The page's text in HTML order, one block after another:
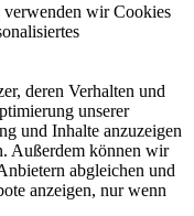
wir Cookies
deren Verhalten und
unserer
und Inhalte anzuzeigen
Außerdem können wir
abgleichen und
anzeigen, nur wenn